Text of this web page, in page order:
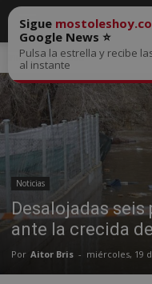
Inicio Noticias
Noticias
Desalojadas
ante la crecida
Por Aitor Bris - miércoles, 19
Sigue
Google News ⭐
Pulsa la estrella y recibe
al instante